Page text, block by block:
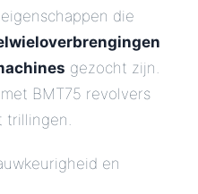
die
gezocht zijn.
BMT75 revolvers
trillingen.
en